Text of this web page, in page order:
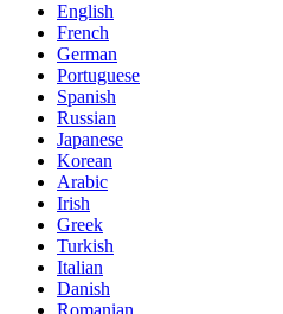
English
French
German
Portuguese
Spanish
Russian
Japanese
Korean
Arabic
Irish
Greek
Turkish
Italian
Danish